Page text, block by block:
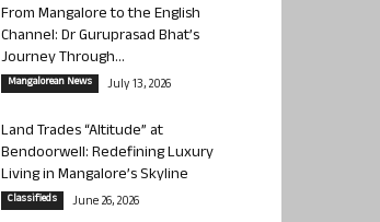
From Mangalore to the English
Channel: Dr Guruprasad Bhat’s
Journey Through...
Mangalorean News July 13, 2026
Land Trades “Altitude” at
Bendoorwell: Redefining Luxury
Living in Mangalore’s Skyline
Classifieds June 26, 2026